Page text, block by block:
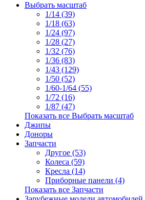
Выбрать масштаб
1/14 (39)
1/18 (63)
1/24 (97)
1/28 (27)
1/32 (76)
1/36 (83)
1/43 (129)
1/50 (52)
1/60-1/64 (55)
1/72 (16)
1/87 (47)
Показать все Выбрать масштаб
Джипы
Доноры
Запчасти
Другое (53)
Колеса (59)
Кресла (14)
Приборные панели (4)
Показать все Запчасти